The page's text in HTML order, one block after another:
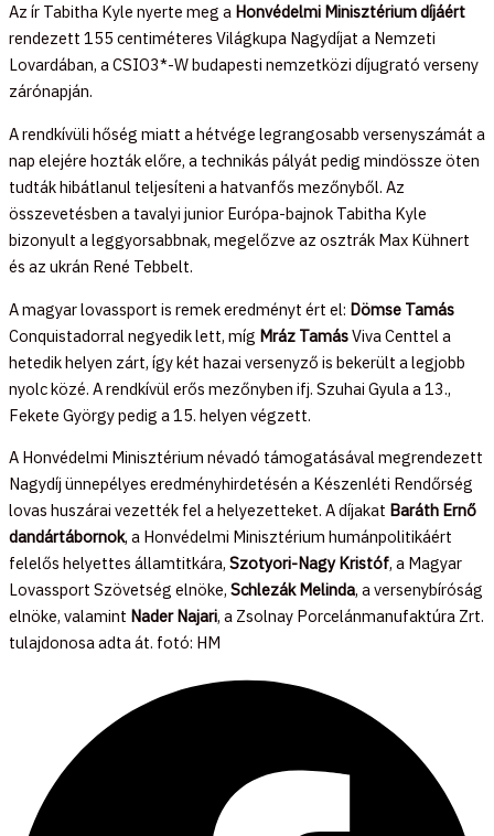
Az ír Tabitha Kyle nyerte meg a Honvédelmi Minisztérium díjáért
rendezett 155 centiméteres Világkupa Nagydíjat a Nemzeti
Lovardában, a CSIO3*-W budapesti nemzetközi díjugrató verseny
zárónapján.
A rendkívüli hőség miatt a hétvége legrangosabb versenyszámát a
nap elejére hozták előre, a technikás pályát pedig mindössze öten
tudták hibátlanul teljesíteni a hatvanfős mezőnyből. Az
összevetésben a tavalyi junior Európa-bajnok Tabitha Kyle
bizonyult a leggyorsabbnak, megelőzve az osztrák Max Kühnert
és az ukrán René Tebbelt.
A magyar lovassport is remek eredményt ért el: Dömse Tamás
Conquistadorral negyedik lett, míg Mráz TamásViva Centtel a
hetedik helyen zárt, így két hazai versenyző is bekerült a legjobb
nyolc közé. A rendkívül erős mezőnyben ifj. Szuhai Gyula a 13.,
Fekete György pedig a 15. helyen végzett.
A Honvédelmi Minisztérium névadó támogatásával megrendezett
Nagydíj ünnepélyes eredményhirdetésén a Készenléti Rendőrség
lovas huszárai vezették fel a helyezetteket. A díjakat Baráth Ernő
dandártábornok, a Honvédelmi Minisztérium humánpolitikáért
felelős helyettes államtitkára, Szotyori-Nagy Kristóf, a Magyar
Lovassport Szövetség elnöke, Schlezák Melinda, a versenybíróság
elnöke, valamint Nader Najari, a Zsolnay Porcelánmanufaktúra Zrt.
tulajdonosa adta át. fotó: HM